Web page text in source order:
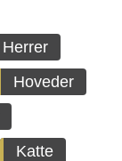
Herrer
Hoveder
Katte